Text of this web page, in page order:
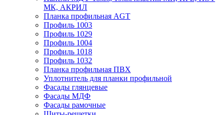
МК, АКРИЛ
Планка профильная AGT
Профиль 1003
Профиль 1029
Профиль 1004
Профиль 1018
Профиль 1032
Планка профильная ПВХ
Уплотнитель для планки профильной
Фасады глянцевые
Фасады МДФ
Фасады рамочные